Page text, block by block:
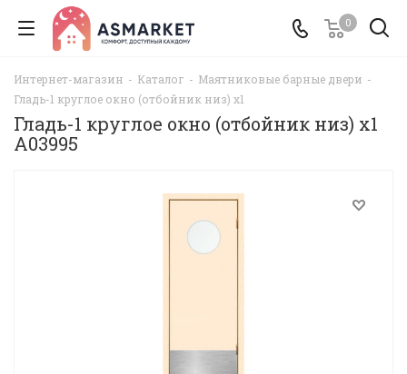
0
Интернет-магазин - Каталог - Маятниковые барные двери -
Гладь-1 круглое окно (отбойник низ) х1
Гладь-1 круглое окно (отбойник низ) х1
A03995